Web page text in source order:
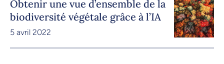
Obtenir une vue d’ensemble de la
biodiversité végétale grâce à l’IA
5 avril 2022